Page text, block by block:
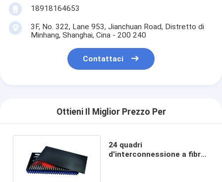
18918164653
3F, No. 322, Lane 953, Jianchuan Road, Distretto di
Minhang, Shanghai, Cina - 200 240
Contattaci
Ottieni Il Miglior Prezzo Per
24 quadri
d'interconnessione a fibra